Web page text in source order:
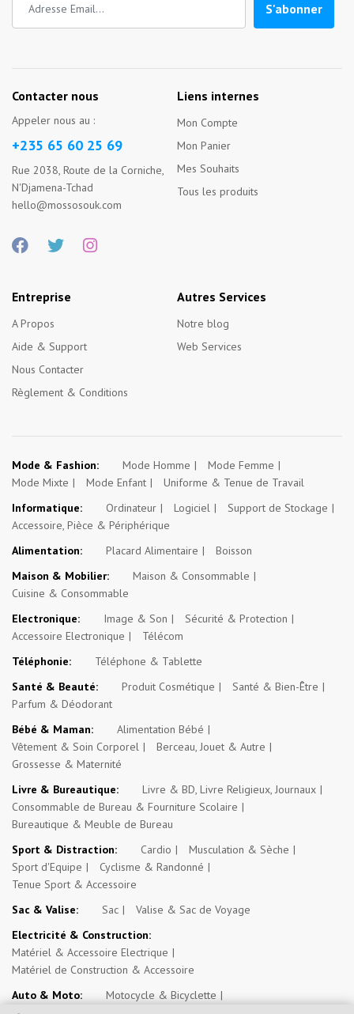
S'abonner
Contacter nous
Appeler nous au :
+235 65 60 25 69
Rue 2038, Route de la Corniche,
N'Djamena-Tchad
hello@mossosouk.com
Liens internes
Mon Compte
Mon Panier
Mes Souhaits
Tous les produits
Entreprise
A Propos
Aide & Support
Nous Contacter
Règlement & Conditions
Autres Services
Notre blog
Web Services
Mode & Fashion: Mode Homme
Mode Femme
Mode Mixte
Mode Enfant
Uniforme & Tenue de Travail
Informatique:
Ordinateur Logiciel
Support de Stockage
Accessoire, Pièce & Périphérique
Alimentation:
Placard Alimentaire
Boisson
Maison & Mobilier:
Maison & Consommable
Cuisine & Consommable
Electronique:
Image & Son
Sécurité & Protection
Accessoire Electronique
Télécom
Téléphonie:
Téléphone & Tablette
Santé & Beauté:
Produit Cosmétique
Santé & Bien-Être
Parfum & Déodorant
Bébé & Maman:
Alimentation Bébé
Vêtement & Soin Corporel
Berceau, Jouet & Autre
Grossesse & Maternité
Livre & Bureautique:
Livre & BD, Livre Religieux, Journaux
Consommable de Bureau & Fourniture Scolaire
Bureautique & Meuble de Bureau
Sport & Distraction:
Cardio
Musculation & Sèche
Sport d'Equipe
Cyclisme & Randonné
Tenue Sport & Accessoire
Sac & Valise:
Sac
Valise & Sac de Voyage
Electricité & Construction:
Matériel & Accessoire Electrique
Matériel de Construction & Accessoire
Auto & Moto:
Motocycle & Bicyclette